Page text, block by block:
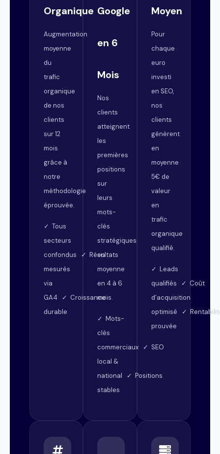
Organique
Augmentation
moyenne
du
trafic
organique
de nos
clients
sur 12
mois
grâce à
notre
méthodologie
éprouvée.
✓ Tous
secteurs
confondus ✓ Résultats
mesurés
via
GA4 ✓ Croissance
durable
Google
en 6
Mois
Nos
clients
atteignent
les
premières
positions
sur
leurs
mots-
clés
stratégiques
en
moyenne
en 4 à 6
mois.
✓ Mots-
clés
commerciaux ✓ SEO
local &
national ✓ Positions
stables
Moyen
Pour
chaque
euro
investi
en SEO,
nos
clients
génèrent
en
moyenne
5€ de
valeur
en
trafic
organique
qualifié.
✓ Leads
qualifiés ✓ Coût
d’acquisition
optimisé ✓
prouvée